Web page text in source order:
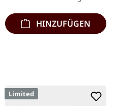
HINZUFÜGEN
Limited